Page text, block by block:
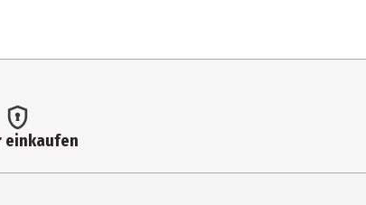
einkaufen